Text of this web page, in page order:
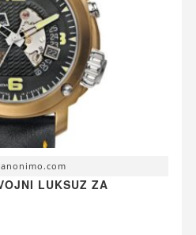
LUKSUZ ZA